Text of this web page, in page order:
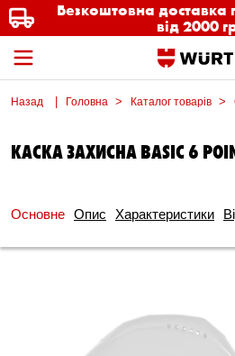
Безкоштовна доставка
від 2000
Назад Головна Каталог товарів
КАСКА ЗАХИСНА BASIC 6
Основне Опис Характеристики